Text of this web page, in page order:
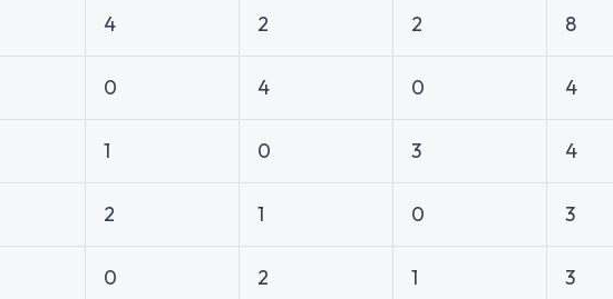
4 2 2 8
0 4 0 4
1 0 3 4
2 1 0 3
0 2 1 3